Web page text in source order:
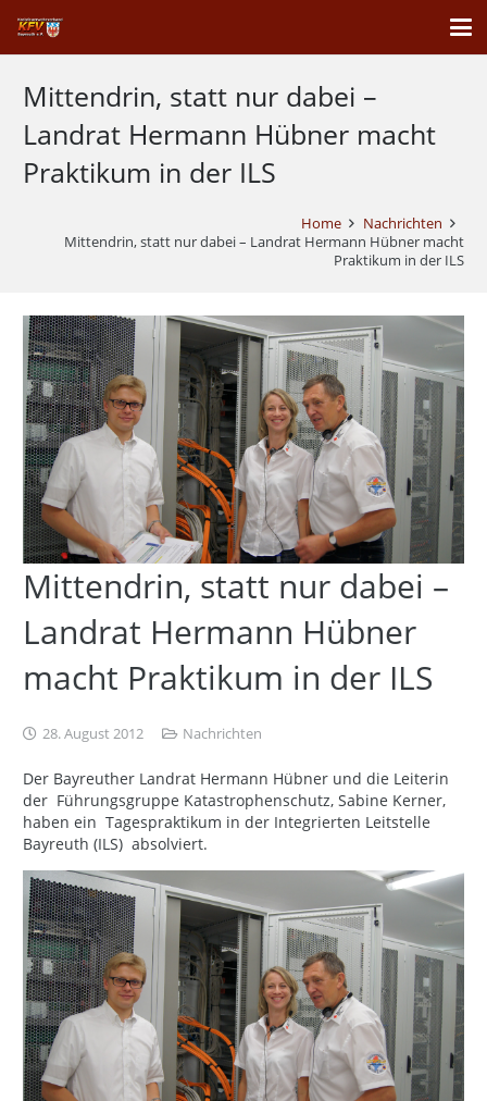
Mittendrin, statt nur dabei –
Landrat Hermann Hübner macht
Praktikum in der ILS
Home
Nachrichten
Mittendrin, statt nur dabei – Landrat Hermann Hübner macht
Praktikum in der ILS
Mittendrin, statt nur dabei –
Landrat Hermann Hübner
macht Praktikum in der ILS
28. August 2012 Nachrichten
Der Bayreuther Landrat Hermann Hübner und die Leiterin
der Führungsgruppe Katastrophenschutz, Sabine Kerner,
haben ein Tagespraktikum in der Integrierten Leitstelle
Bayreuth (ILS) absolviert.